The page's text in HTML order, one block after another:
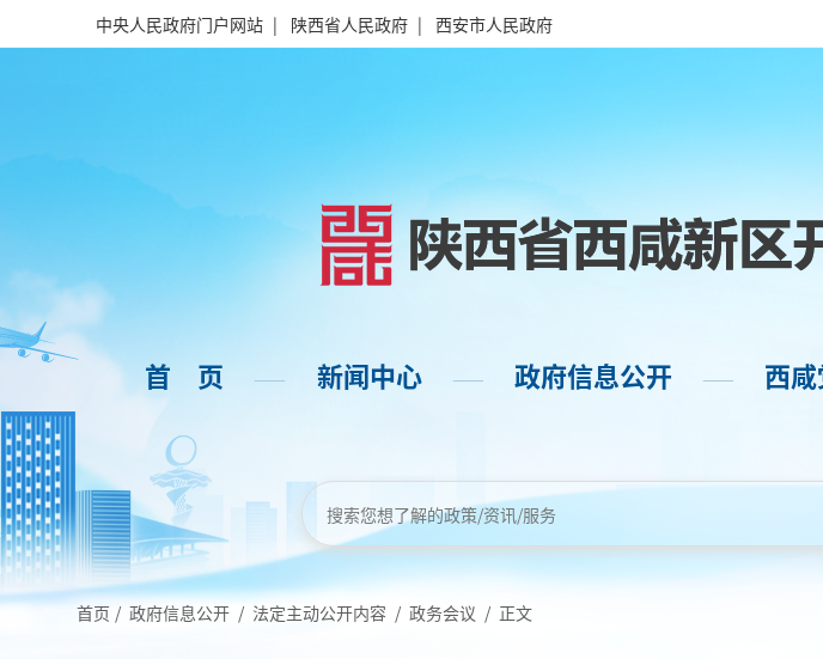
中央人民政府门户网站 | 陕西省人民政府 | 西安市人民政府
首 页 —— 新闻中心 —— 政府信息公开 —— 西
首页 / 政府信息公开 / 法定主动公开内容 / 政务会议 / 正文